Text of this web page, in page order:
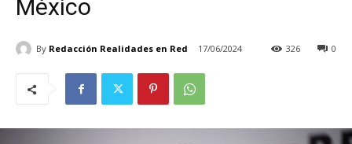
México
By Redacción Realidades en Red 17/06/2024 0
326